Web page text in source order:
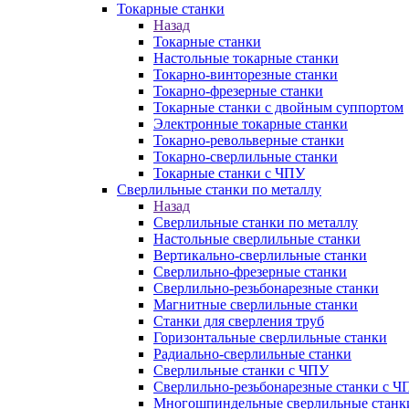
Токарные станки
Назад
Токарные станки
Настольные токарные станки
Токарно-винторезные станки
Токарно-фрезерные станки
Токарные станки с двойным суппортом
Электронные токарные станки
Токарно-револьверные станки
Токарно-сверлильные станки
Токарные станки с ЧПУ
Сверлильные станки по металлу
Назад
Сверлильные станки по металлу
Настольные сверлильные станки
Вертикально-сверлильные станки
Сверлильно-фрезерные станки
Сверлильно-резьбонарезные станки
Магнитные сверлильные станки
Станки для сверления труб
Горизонтальные сверлильные станки
Радиально-сверлильные станки
Сверлильные станки с ЧПУ
Сверлильно-резьбонарезные станки с
Многошпиндельные сверлильные